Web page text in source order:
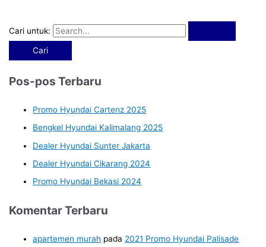
Cari untuk:
Pos-pos Terbaru
Promo Hyundai Cartenz 2025
Bengkel Hyundai Kalimalang 2025
Dealer Hyundai Sunter Jakarta
Dealer Hyundai Cikarang 2024
Promo Hyundai Bekasi 2024
Komentar Terbaru
apartemen murah pada 2021 Promo Hyundai Palisade